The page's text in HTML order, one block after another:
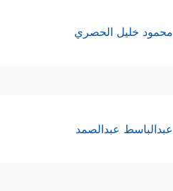
محمود خليل الحصري
عبدالباسط عبدالصمد